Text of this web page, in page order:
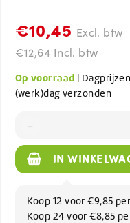
€10,45 Excl. btw
€12,64 Incl. btw
Op voorraad |
(werk)dag verzonden
IN
Koop 12 voor €9,85
Koop 24 voor €8,85